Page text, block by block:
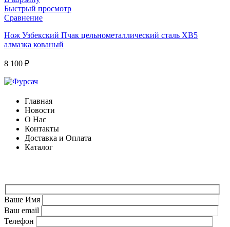
Быстрый просмотр
Сравнение
Нож Узбекский Пчак цельнометаллический сталь ХВ5
алмазка кованый
8 100 ₽
Главная
Новости
О Нас
Контакты
Доставка и Оплата
Каталог
Ваше Имя
Ваш email
Телефон